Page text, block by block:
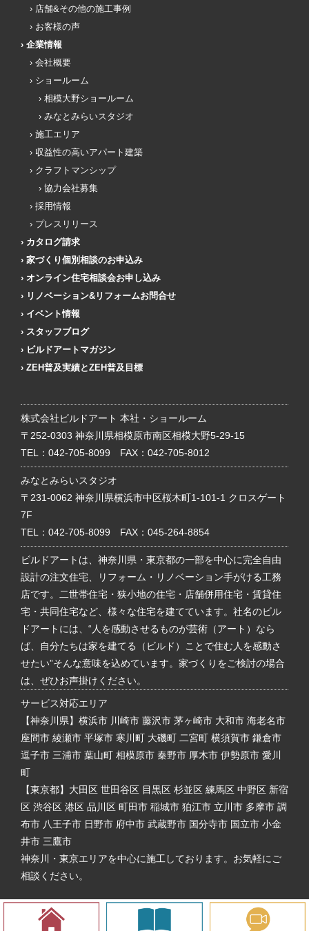
店舗&その他の施工事例
お客様の声
企業情報
会社概要
ショールーム
相模大野ショールーム
みなとみらいスタジオ
施工エリア
収益性の高いアパート建築
クラフトマンシップ
協力会社募集
採用情報
プレスリリース
カタログ請求
家づくり個別相談のお申込み
オンライン住宅相談会お申し込み
リノベーション&リフォームお問合せ
イベント情報
スタッフブログ
ビルドアートマガジン
ZEH普及実績とZEH普及目標
株式会社ビルドアート 本社・ショールーム
〒252-0303 神奈川県相模原市南区相模大野5-29-15
TEL： 042-705-8099 FAX：042-705-8012
みなとみらいスタジオ
〒231-0062 神奈川県横浜市中区桜木町1-101-1 クロスゲート
7F
TEL： 042-705-8099 FAX：045-264-8854
ビルドアートは、神奈川県・東京都の一部を中心に完全自由
設計の注文住宅、リフォーム・リノベーション手がける工務
店です。二世帯住宅・狭小地の住宅・店舗併用住宅・賃貸住
宅・共同住宅など、様々な住宅を建てています。社名のビル
ドアートには、“人を感動させるものが芸術（アート）なら
ば、自分たちは家を建てる（ビルド）ことで住む人を感動さ
せたい”そんな意味を込めています。家づくりをご検討の場合
は、ぜひお声掛けください。
サービス対応エリア
【神奈川県】横浜市 川崎市 藤沢市 茅ヶ崎市 大和市 海老名市
座間市 綾瀬市 平塚市 寒川町 大磯町 二宮町 横須賀市 鎌倉市
逗子市 三浦市 葉山町 相模原市 秦野市 厚木市 伊勢原市 愛川
町
【東京都】大田区 世田谷区 目黒区 杉並区 練馬区 中野区 新宿
区 渋谷区 港区 品川区 町田市 稲城市 狛江市 立川市 多摩市 調
布市 八王子市 日野市 府中市 武蔵野市 国分寺市 国立市 小金
井市 三鷹市
神奈川・東京エリアを中心に施工しております。お気軽にご
相談ください。
Copyright © Build Art. All rights reserved.